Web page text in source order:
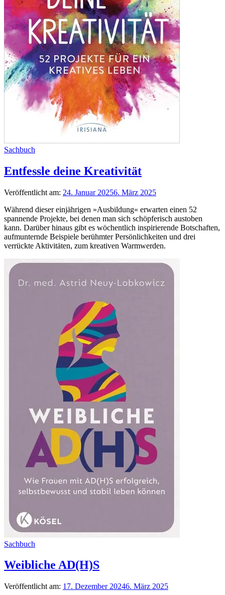
Sachbuch
Entfessle deine Kreativität
Veröffentlicht am: 24. Januar 20256. März 2025
Während dieser einjährigen »Ausbildung« erwarten einen 52
spannende Projekte, bei denen man sich schöpferisch austoben
kann. Darüber hinaus gibt es wöchentlich inspirierende Botschaften,
aufmunternde Beispiele berühmter Persönlichkeiten und drei
verrückte Aktivitäten, zum kreativen Warmwerden.
Sachbuch
Weibliche AD(H)S
Veröffentlicht am: 17. Dezember 20246. März 2025